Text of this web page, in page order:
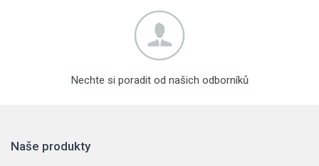
Nechte si poradit od našich odborníků
Naše produkty